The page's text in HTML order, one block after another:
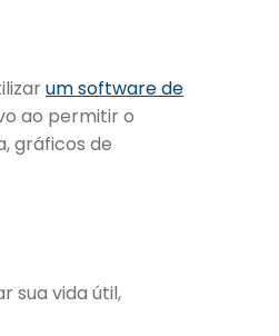
um software de
ao permitir o
gráficos de
sua vida útil,